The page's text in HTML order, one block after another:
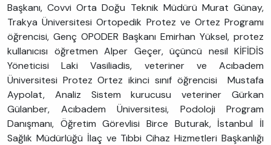
Başkanı, Covvi Orta Doğu Teknik Müdürü Murat Günay,
Trakya Üniversitesi Ortopedik Protez ve Ortez Programı
öğrencisi, Genç OPODER Başkanı Emirhan Yüksel, protez
kullanıcısı öğretmen Alper Geçer, üçüncü nesil KİFİDİS
Yöneticisi Laki Vasiliadis, veteriner ve Acıbadem
Üniversitesi Protez Ortez ikinci sınıf öğrencisi Mustafa
Aypolat, Analiz Sistem kurucusu veteriner Gürkan
Gülanber, Acıbadem Üniversitesi, Podoloji Program
Danışmanı, Öğretim Görevlisi Birce Buturak, İstanbul İl
Sağlık Müdürlüğü İlaç ve Tıbbi Cihaz Hizmetleri Başkanlığı